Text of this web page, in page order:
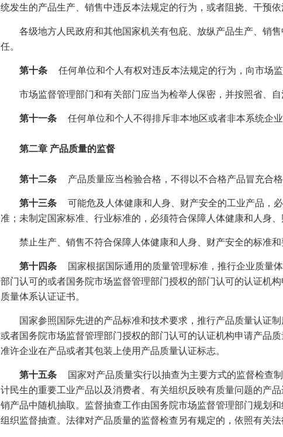
统发生的产品生产、销售中违反本法规定的行为，或者阻挠、干预
各级地方人民政府和其他国家机关有包庇、放纵产品生产、销
任。
第十条
任何单位和个人有权对违反本法规定的行为，向市场
市场监督管理部门和有关部门应当为检举人保密，并按照省、
第十一条
任何单位和个人不得排斥非本地区或者非本系统企
第二章 产品质量的监督
第十二条
产品质量应当检验合格，不得以不合格产品冒充合格
第十三条
可能危及人体健康和人身、财产安全的工业产品，
准；未制定国家标准、行业标准的，必须符合保障人体健康和人身、
禁止生产、销售不符合保障人体健康和人身、财产安全的标准
第十四条
国家根据国际通用的质量管理标准，推行企业质量
部门认可的或者国务院市场监督管理部门授权的部门认可的认证机
质量体系认证证书。
国家参照国际先进的产品标准和技术要求，推行产品质量认证
或者国务院市场监督管理部门授权的部门认可的认证机构申请产品
准许企业在产品或者其包装上使用产品质量认证标志。
第十五条
国家对产品质量实行以抽查为主要方式的监督检查
计民生的重要工业产品以及消费者、有关组织反映有质量问题的产
销产品中随机抽取。监督抽查工作由国务院市场监督管理部门规划
组织监督抽查。法律对产品质量的监督检查另有规定的，依照有关法